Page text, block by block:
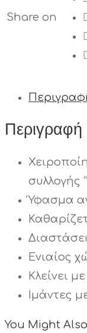
Share on
Περιγραφή
συλλογής
Ύφασμα
Ενιαίος
Κλείνει
Ιμάντες
You Might